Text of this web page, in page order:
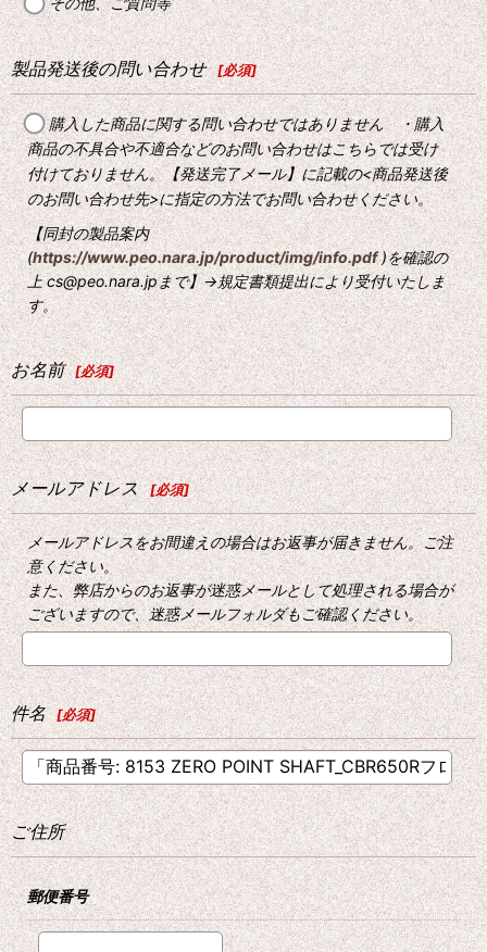
製品発送後の問い合わせ [必須]
購入した商品に関する問い合わせではありません ・購入
商品の不具合や不適合などのお問い合わせはこちらでは受け
付けておりません。【発送完了メール】に記載の<商品発送後
のお問い合わせ先>に指定の方法でお問い合わせください。
【同封の製品案内
(https://www.peo.nara.jp/product/img/info.pdf)を確認の
上 cs@peo.nara.jpまで】→規定書類提出により受付いたしま
す。
お名前 [必須]
メールアドレス [必須]
メールアドレスをお間違えの場合はお返事が届きません。ご注
意ください。
また、弊店からのお返事が迷惑メールとして処理される場合が
ございますので、迷惑メールフォルダもご確認ください。
件名 [必須]
ご住所
郵便番号